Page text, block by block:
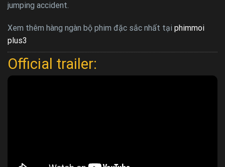
jumping accident.
Xem thêm hàng ngàn bộ phim đặc sắc nhất tại phimmoi
plus3
Official trailer: